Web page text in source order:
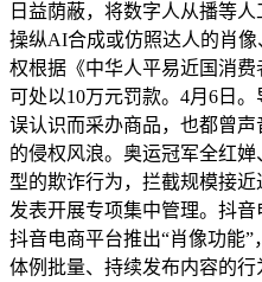
日益荫蔽，将数字人从播等
操纵AI合成或仿照达人的肖
权根据《中华人平易近国消
可处以10万元罚款。4月6日
误认识而采办商品，也都曾
的侵权风浪。奥运冠军全红
型的欺诈行为，拦截规模接
发表开展专项集中管理。抖
抖音电商平台推出“肖像功能
体例批量、持续发布内容的